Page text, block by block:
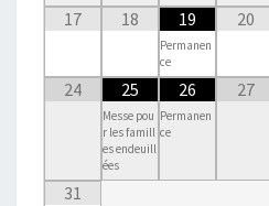
17 18 19
Permanen
ce
20
24 25
Messe pou
r les famill
es endeuill
ées
26
Permanen
ce
27
31